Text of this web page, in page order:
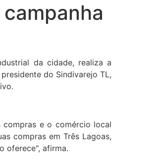
da cidade, realiza a
do Sindivarejo TL,
compras e o comércio local
compras em Três Lagoas,
oferece", afirma.